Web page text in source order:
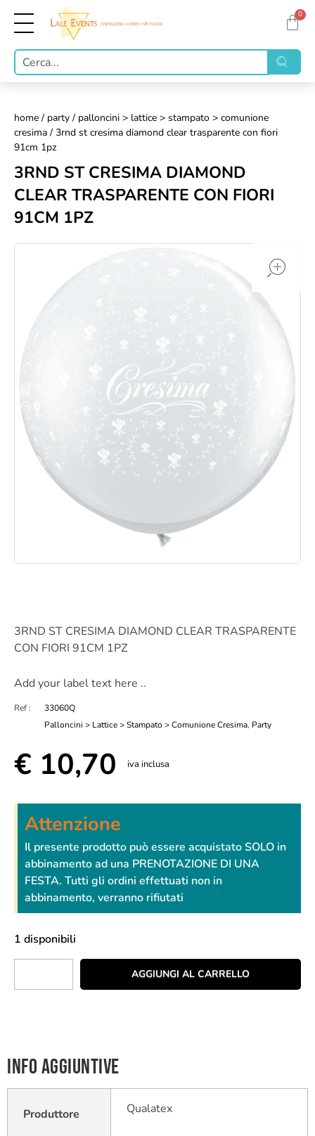
0
home / party / palloncini > lattice > stampato > comunione
cresima / 3rnd st cresima diamond clear trasparente con fiori
91cm 1pz
3RND ST CRESIMA DIAMOND
CLEAR TRASPARENTE CON FIORI
91CM 1PZ
3RND ST CRESIMA DIAMOND CLEAR TRASPARENTE
CON FIORI 91CM 1PZ
Add your label text here ..
Ref :
33060Q
Palloncini > Lattice > Stampato > Comunione Cresima, Party
€ 10,70 iva inclusa
Attenzione
Il presente prodotto può essere acquistato SOLO in
abbinamento ad una PRENOTAZIONE DI UNA
FESTA. Tutti gli ordini effettuati non in
abbinamento, verranno rifiutati
1 disponibili
AGGIUNGI AL CARRELLO
Info aggiuntive
Produttore Qualatex